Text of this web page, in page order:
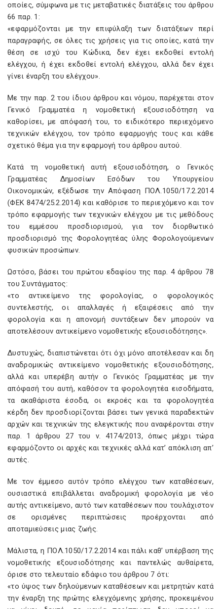
οποίες, σύµφωνα µε τις µεταβατικές διατάξεις του άρθρου
66 παρ. 1:
«εφαρμόζονται µε την επιφύλαξη των διατάξεων περί
παραγραφής, σε όλες τις χρήσεις για τις οποίες, κατά την
θέση σε ισχύ του Κώδικα, δεν έχει εκδοθεί εντολή
ελέγχου, ή έχει εκδοθεί εντολή ελέγχου, αλλά δεν έχει
γίνει έναρξη του ελέγχου».
Με την παρ. 2 του ίδιου άρθρου και νόµου, παρέχεται στον
Γενικό Γραμματέα η νοµοθετική εξουσιοδότηση να
καθορίσει, µε απόφασή του, το ειδικότερο περιεχόµενο
τεχνικών ελέγχου, τον τρόπο εφαρµογής τους και κάθε
σχετικό θέµα για την εφαρμογή του άρθρου αυτού.
Κατά τη νοµοθετική αυτή εξουσιοδότηση, ο Γενικός
Γραμματέας Δηµοσίων Εσόδων του Υπουργείου
Οικονοµικών, εξέδωσε την Απόφαση ΠΟΛ.1050/17.2.2014
(ΦΕΚ 8474/25.2.2014) και καθόρισε το περιεχόµενο και τον
τρόπο εφαρµογής των τεχνικών ελέγχου µε τις µεθόδους
του εµµέσου προσδιορισµού, για τον διορθωτικό
προσδιορισµό της Φορολογητέας ύλης Φορολογούµενων
φυσικών προσώπων.
Ωστόσο, βάσει του πρώτου εδαφίου της παρ. 4 άρθρου 78
του Συντάγματος:
«το αντικείμενο της φορολογίας, ο φορολογικός
συντελεστής, οι απαλλαγές ή εξαιρέσεις από την
φορολογία και η απονομή συντάξεων δεν μπορούν να
αποτελέσουν αντικείμενο νοµοθετικής εξουσιοδότησης».
Δυστυχώς, διαπιστώνεται ότι όχι µόνο αποτέλεσαν και δη
αναδρομικώς αντικείμενο νοµοθετικής εξουσιοδότησης,
αλλά και υπερέβη αυτήν ο Γενικός Γραμματέας µε την
απόφασή του αυτή, καθόσον τα φορολογητέα εισοδήματα,
τα ακαθάριστα έσοδα, οι εκροές και τα φορολογητέα
κέρδη δεν προσδιορίζονται βάσει των γενικά παραδεκτών
αρχών και τεχνικών της ελεγκτικής που αναφέρονται στην
παρ. 1 άρθρου 27 του ν. 4174/2013, όπως µέχρι τώρα
εφαρµόζοντο οι αρχές και τεχνικές αλλά κατ’ απόκλιση απ’
αυτές.
Με τον έµµεσο αυτόν τρόπο ελέγχου των καταθέσεων,
ουσιαστικά επιβάλλεται αναδροµική φορολογία µε νέο
αυτής αντικείμενο, αυτό των καταθέσεων που τουλάχιστον
σε ορισμένες περιπτώσεις προέρχονται από
αποταµιεύσεις µιας ζωής.
Μάλιστα, η ΠΟΛ.1050/17.2.2014 και πάλι καθ’ υπέρβαση της
νοµοθετικής εξουσιοδότησης και παντελώς αυθαίρετα,
όρισε στο τελευταίο εδάφιο του άρθρου 7 ότι:
«το ύψος των δηλούμενων καταθέσεων και µετρητών κατά
την έναρξη της πρώτης ελεγχόμενης χρήσης, προκειμένου